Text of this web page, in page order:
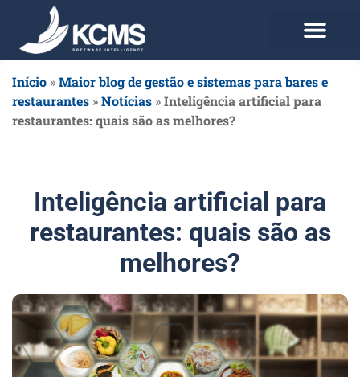
Início »Maior blog de gestão e sistemas para bares e
restaurantes »Notícias »Inteligência artificial para
restaurantes: quais são as melhores?
Inteligência artificial para
restaurantes: quais são as
melhores?